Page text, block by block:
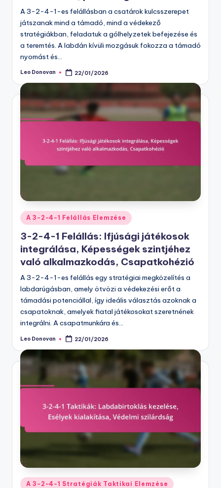
A 3-2-4-1-es felállásban a csatárok kulcsszerepet
játszanak mind a támadó, mind a védekező
stratégiákban, feladatuk a gólhelyzetek befejezése és
a teremtés. A labdán kívüli mozgásuk fokozza a támadó
nyomást és…
Posted
Leo Donovan 22/01/2026
Posted
in
A 3-2-4-1 Felállás Elemzése
3-2-4-1 Felállás: Ifjúsági játékosok
integrálása, Képességek szintjéhez
való alkalmazkodás, Csapatkohézió
A 3-2-4-1-es felállás egy stratégiai megközelítés a
labdarúgásban, amely ötvözi a védekezési erőt a
támadási potenciállal, így ideális választás azoknak a
csapatoknak, amelyek fiatal játékosokat szeretnének
integrálni. A csapatmunkára és…
Posted
Leo Donovan 22/01/2026
Posted
A 3-2-4-1 Stratégiák Taktikai Elemzése